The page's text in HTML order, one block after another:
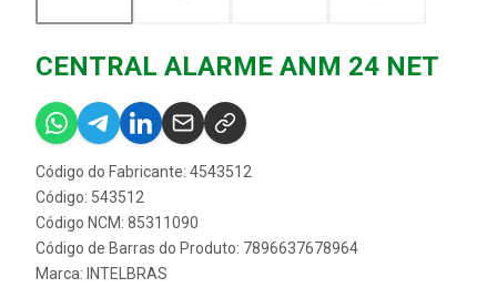
CENTRAL ALARME ANM 24 NET
Código do Fabricante: 4543512
Código: 543512
Código NCM: 85311090
Código de Barras do Produto: 7896637678964
Marca: INTELBRAS